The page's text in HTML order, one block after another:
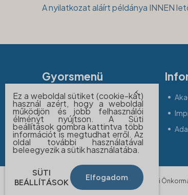
A nyilatkozat aláírt példánya INNEN
Gyorsmenü
Állásajánlatok
Betegjogi képviselő
Időpontfoglalás
© 2026 BUDAPEST FŐVÁROS II. Kerületi
fenntartva
Ez a weboldal sütiket (cookie-kat)
használ azért, hogy a weboldal
működjön és jobb felhasználói
élményt nyújtson. A Süti
beállítások gombra kattintva több
információt is megtudhat erről. Az
oldal további használatával
beleegyezik a sütik használatába.
SÜTI
BEÁLLÍTÁSOK
Elfogadom